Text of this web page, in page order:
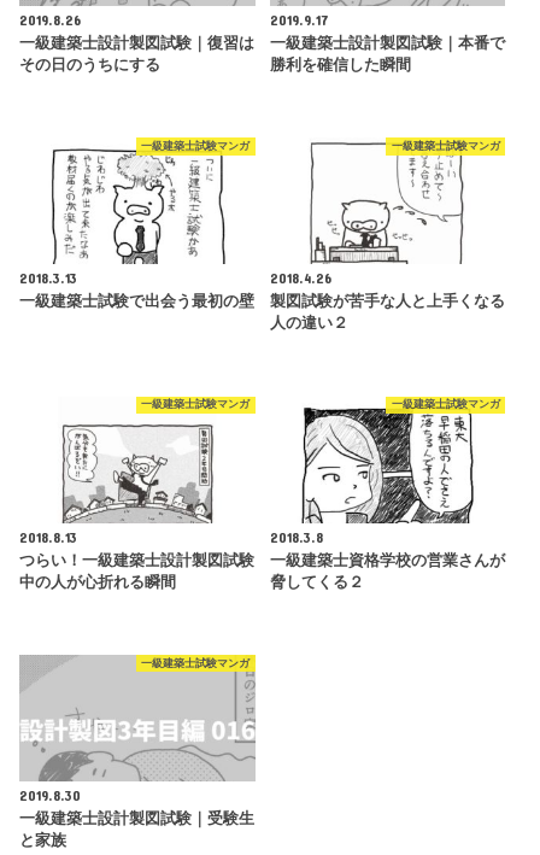
2019.8.26
一級建築士設計製図試験｜復習は
その日のうちにする
2019.9.17
一級建築士設計製図試験｜本番で
勝利を確信した瞬間
一級建築士試験マンガ
2018.3.13
一級建築士試験で出会う最初の壁
一級建築士試験マンガ
2018.4.26
製図試験が苦手な人と上手くなる
人の違い２
一級建築士試験マンガ
2018.8.13
つらい！一級建築士設計製図試験
中の人が心折れる瞬間
一級建築士試験マンガ
2018.3.8
一級建築士資格学校の営業さんが
脅してくる２
一級建築士試験マンガ
2019.8.30
一級建築士設計製図試験｜受験生
と家族